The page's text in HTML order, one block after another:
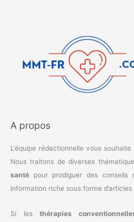
A propos
L’équipe rédactionnelle vous
Nous traitons de diverses
santé pour prodiguer des conseils
information riche sous forme
Si lesthérapies